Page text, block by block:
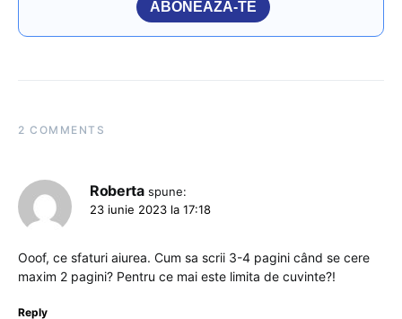
ABONEAZĂ-TE
2 COMMENTS
Roberta spune:
23 iunie 2023 la 17:18
Ooof, ce sfaturi aiurea. Cum sa scrii 3-4 pagini când se cere
maxim 2 pagini? Pentru ce mai este limita de cuvinte?!
Reply